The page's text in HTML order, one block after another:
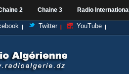
2 Chaine 3 Radio International
Twitter YouTube